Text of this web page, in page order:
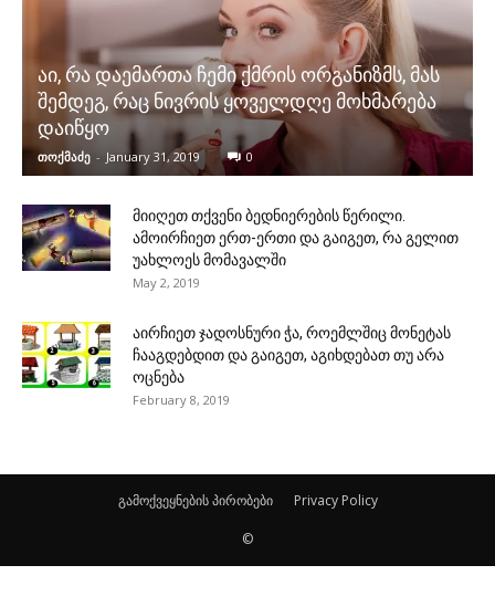
აი, რა დაემართა ჩემი ქმრის ორგანიზმს, მას
შემდეგ, რაც ნივრის ყოველდღე მოხმარება
დაიწყო
თოქმაძე - January 31, 2019 0
მიიღეთ თქვენი ბედნიერების წერილი.
ამოირჩიეთ ერთ-ერთი და გაიგეთ, რა გელით
უახლოეს მომავალში
May 2, 2019
აირჩიეთ ჯადოსნური ჭა, როემლშიც მონეტას
ჩააგდებდით და გაიგეთ, აგიხდებათ თუ არა
ოცნება
February 8, 2019
გამოქვეყნების პირობები Privacy Policy
©